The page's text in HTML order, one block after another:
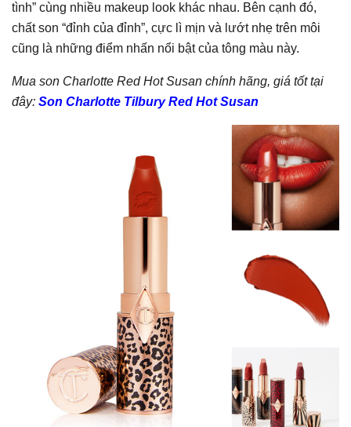
tình” cùng nhiều makeup look khác nhau. Bên cạnh đó,
chất son “đỉnh của đỉnh”, cực lì mịn và lướt nhẹ trên môi
cũng là những điểm nhấn nổi bật của tông màu này.
Mua son Charlotte Red Hot Susan chính hãng, giá tốt tại
đây: Son Charlotte Tilbury Red Hot Susan